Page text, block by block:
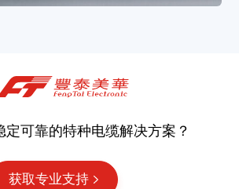
定可靠的特种电缆解决方案？
获取专业支持